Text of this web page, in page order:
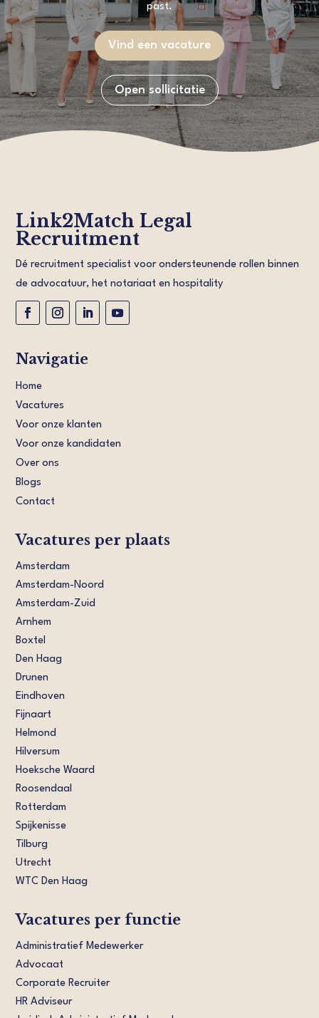
past.
Vind een vacature
Open sollicitatie
Link2Match Legal
Recruitment
Dé recruitment specialist voor ondersteunende rollen binnen
de advocatuur, het notariaat en hospitality
Navigatie
Home
Vacatures
Voor onze klanten
Voor onze kandidaten
Over ons
Blogs
Contact
Vacatures per plaats
Amsterdam
Amsterdam-Noord
Amsterdam-Zuid
Arnhem
Boxtel
Den Haag
Drunen
Eindhoven
Fijnaart
Helmond
Hilversum
Hoeksche Waard
Roosendaal
Rotterdam
Spijkenisse
Tilburg
Utrecht
WTC Den Haag
Vacatures per functie
Administratief Medewerker
Advocaat
Corporate Recruiter
HR Adviseur